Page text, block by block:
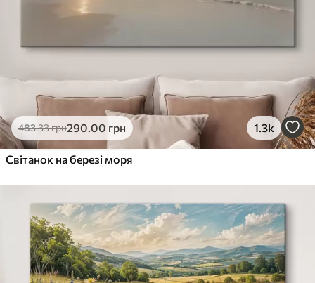
483.33грн290.00 грн 1.3k
Світанок на березі моря